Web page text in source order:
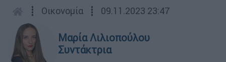
┋ Οικονομία ┋ 09.11.2023 23:47
Μαρία Λιλιοπούλου
Συντάκτρια